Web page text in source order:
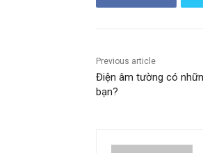
Previous article
Điện âm tường có
bạn?